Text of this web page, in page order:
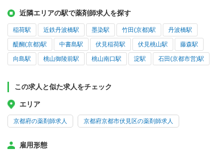
近隣エリアの駅で薬剤師求人を探す
稲荷駅 近鉄丹波橋駅 墨染駅 竹田(京都)駅 丹波橋駅
醍醐(京都)駅 中書島駅 伏見稲荷駅 伏見桃山駅 藤森駅
向島駅 桃山御陵前駅 桃山南口駅 淀駅 石田(京都市営)駅
この求人と似た求人をチェック
エリア
京都府の薬剤師求人 京都府京都市伏見区の薬剤師求人
雇用形態